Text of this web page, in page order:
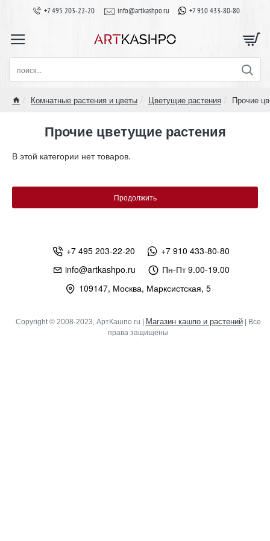
+7 495 203-22-20 info@artkashpo.ru +7 910 433-80-80
поиск...
Комнатные растения и цветы Цветущие растения Прочие
Прочие цветущие растения
В этой категории нет товаров.
Продолжить
+7 495 203-22-20
+7 910 433-80-80
info@artkashpo.ru
Пн-Пт 9.00-19.00
109147, Москва, Марксистская, 5
Copyright © 2008-2023, АртКашпо.ru | Магазин кашпо и растений| Все
права защищены